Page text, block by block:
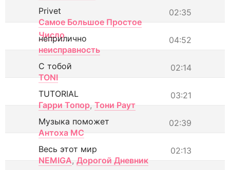
02:35
Privet
Самое Большое Простое
Число
04:52
неприлично
неисправность
02:14
С тобой
TONI
03:21
TUTORIAL
Гарри Топор, Тони Раут
02:39
Музыка поможет
Антоха МС
02:13
Весь этот мир
NEMIGA, Дорогой Дневник